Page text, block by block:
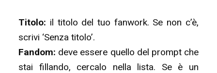
Titolo: il titolo del tuo fanwork. Se non c’è,
scrivi ‘Senza titolo’.
Fandom: deve essere quello del prompt che
stai fillando, cercalo nella lista. Se è un